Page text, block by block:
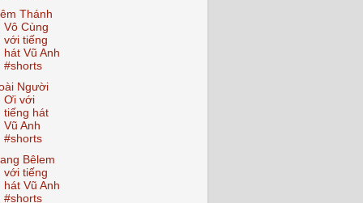
Thánh
Vô Cùng
với tiếng
hát Vũ Anh
#shorts
Người
Ơi với
tiếng hát
Vũ Anh
#shorts
Bêlem
với tiếng
hát Vũ Anh
#shorts